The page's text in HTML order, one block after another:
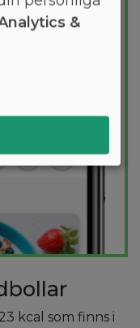
kcal som finns i
&